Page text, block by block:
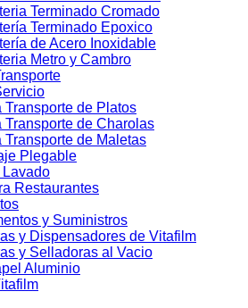
Terminado Cromado
Terminado Epoxico
de Acero Inoxidable
Metro y Cambro
Transporte de Platos
Transporte de Charolas
Transporte de Maletas
Plegable
Lavado
Restaurantes
y Suministros
y Dispensadores de Vitafilm
y Selladoras al Vacio
Aluminio